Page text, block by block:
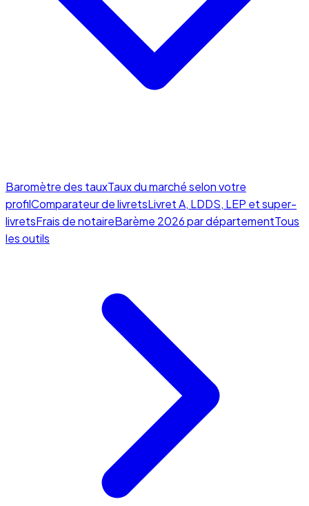
Baromètre des tauxTaux du marché selon votre
profilComparateur de livretsLivret A, LDDS, LEP et super-
livretsFrais de notaireBarème 2026 par départementTous
les outils